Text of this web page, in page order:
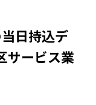
日持込デ
サービス業